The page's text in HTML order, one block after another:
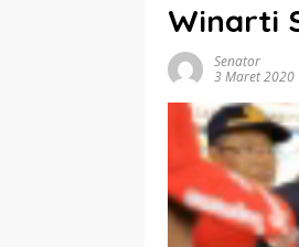
Winarti
Senator
3 Maret 2020